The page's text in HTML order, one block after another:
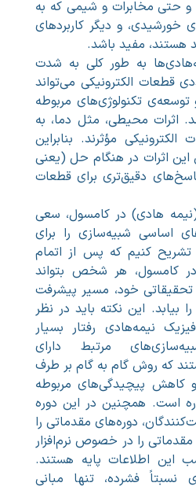
و حتی مخابرات و شیمی که به
خورشیدی، و دیگر کاربردهای
هستند، مفید باشد.
به طور کلی به شدت
الکترونیکی می‌تواند
تکنولوژی‌های مربوطه
اثرات محیطی، مثل دما، به
مؤثرند. بنابراین
این اثرات در هنگام حل (یعنی
دقیق‌تری برای قطعات
(نیمه هادی) در کامسول، سعی
اساسی شبیه‌سازی را برای
تشریح کنیم که پس از اتمام
دوره optoelectronic در کامسول، هر شخص بتواند
خود، مسیر پیشرفت
این نکته باید در نظر
نیمه‌هادی رفتار بسیار
مرتبط دارای
که روش گام به گام بر طرف
کاهش پیچیدگی‌های مربوطه
است. همچنین در این دوره
دوره‌های مقدماتی را
مقدماتی را در خصوص نرم‌افزار
این اطلاعات پایه هستند.
نسبتاً فشرده، تنها مبانی